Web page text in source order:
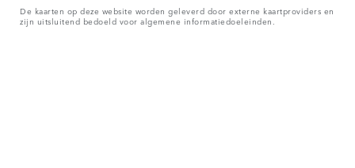
De kaarten op deze website worden geleverd door externe kaartproviders en
zijn uitsluitend bedoeld voor algemene informatiedoeleinden.